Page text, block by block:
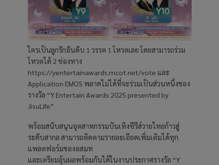
ใครเป็นลูกรักอันดับ 1 วรรค 1 โหวตเลย โดยสามารถร่วม
โหวตได้ 2 ช่องทาง
https://yentertainawards.mcot.net/vote และ
Application EMOS พลาดไม่ได้ที่จะร่วมเป็นส่วนหนึ่งของ
รางวัล “Y Entertain Awards 2025 presented by
JisuLife”
พร้อมสนับสนุนอุตสาหกรรมบันเทิงซีรีส์วายไทยก้าวสู่
ระดับสากล สามารถติดตามรายละเอียดเพิ่มเติมได้ทุก
แพลตฟอร์มของอสมท
และเตรียมลุ้นผลพร้อมกันได้ในงานประกาศรางวัล “Y